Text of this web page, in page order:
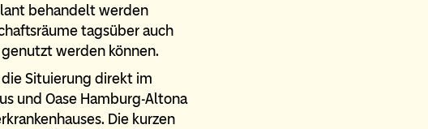
behandelt werden
tagsüber auch
werden können.
Situierung direkt im
und Oase Hamburg-Altona
Die kurzen